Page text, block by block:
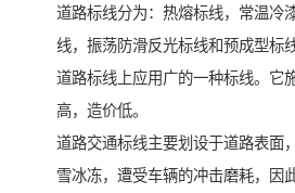
道路标线分为：热熔标线，常温冷
线，振荡防滑反光标线和预成型标
道路标线上应用广的一种标线。它
高，造价低。
道路交通标线主要划设于道路表面
雪冰冻，遭受车辆的冲击磨耗，因